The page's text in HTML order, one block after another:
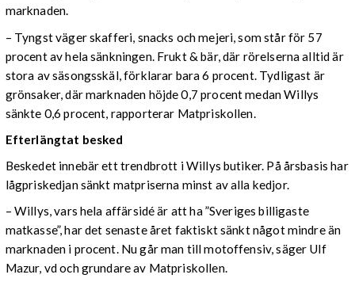
marknaden.
– Tyngst väger skafferi, snacks och mejeri, som står för 57
procent av hela sänkningen. Frukt & bär, där rörelserna alltid är
stora av säsongsskäl, förklarar bara 6 procent. Tydligast är
grönsaker, där marknaden höjde 0,7 procent medan Willys
sänkte 0,6 procent, rapporterar Matpriskollen.
Efterlängtat besked
Beskedet innebär ett trendbrott i Willys butiker. På årsbasis har
lågpriskedjan sänkt matpriserna minst av alla kedjor.
– Willys, vars hela affärsidé är att ha ”Sveriges billigaste
matkasse”, har det senaste året faktiskt sänkt något mindre än
marknaden i procent. Nu går man till motoffensiv, säger Ulf
Mazur, vd och grundare av Matpriskollen.